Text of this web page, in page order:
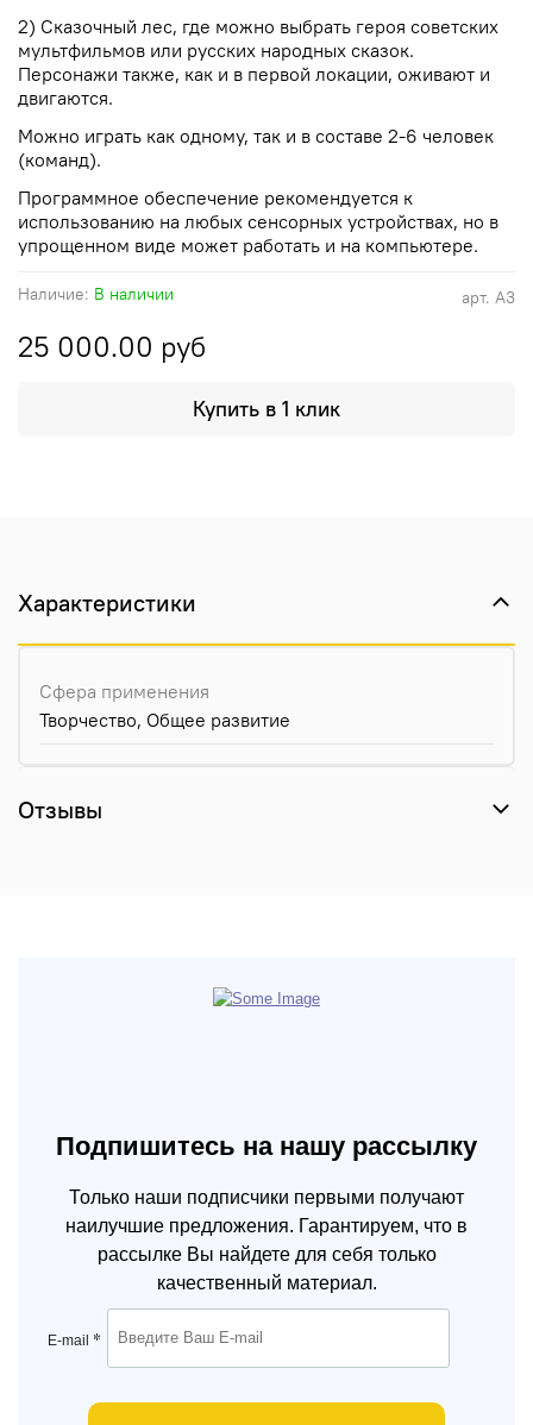
арт. А3
Наличие: В наличии
25 000.00 руб
Купить в 1 клик
2) Сказочный лес, где можно выбрать героя советских
мультфильмов или русских народных сказок.
Персонажи также, как и в первой локации, оживают и
двигаются.
Можно играть как одному, так и в составе 2-6 человек
(команд).
Программное обеспечение рекомендуется к
использованию на любых сенсорных устройствах, но в
упрощенном виде может работать и на компьютере.
Характеристики
Сфера применения
Творчество, Общее развитие
Отзывы
Подпишитесь на нашу рассылку
Только наши подписчики первыми получают
наилучшие предложения. Гарантируем, что в
рассылке Вы найдете для себя только
качественный материал.
E-mail *